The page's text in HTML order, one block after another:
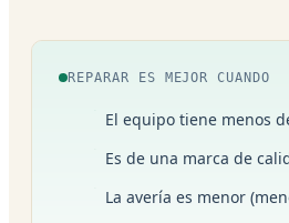
REPARAR ES MEJOR CUANDO
El equipo tiene menos
Es de una marca de
La avería es menor